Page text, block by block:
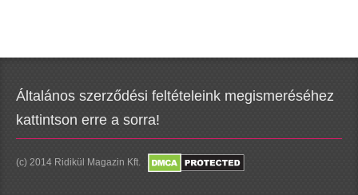
Általános szerződési feltételeink megismeréséhez
kattintson erre a sorra!
(c) 2014 Ridikül Magazin Kft.